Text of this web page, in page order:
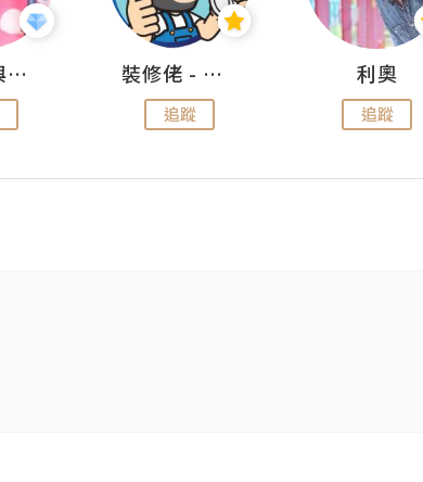
儍媽媽與兩隻小魔怪之家 裝修佬 - 香港一站式網上裝修平台
追蹤
利奧
追蹤